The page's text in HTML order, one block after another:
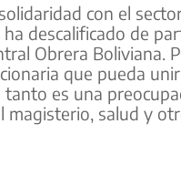
con el
descalificado de
Obrera Boliviana.
que pueda
es una
salud y